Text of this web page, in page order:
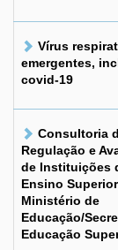
Vírus
emergentes,
covid-19
Consultoria
Regulação e
de Instituições
Ensino
Ministério de
Educação/
Educação